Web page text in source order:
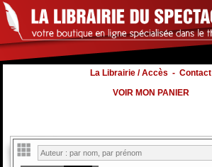
La Librairie / Accès -Contact
VOIR MON PANIER